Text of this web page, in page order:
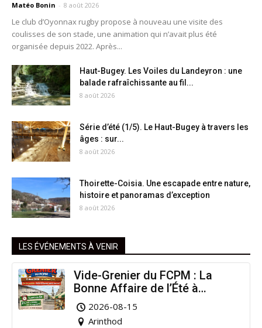
Matéo Bonin - 8 août 2026
Le club d’Oyonnax rugby propose à nouveau une visite des
coulisses de son stade, une animation qui n’avait plus été
organisée depuis 2022. Après...
Haut-Bugey. Les Voiles du Landeyron : une
balade rafraîchissante au fil...
8 août 2026
Série d’été (1/5). Le Haut-Bugey à travers les
âges : sur...
8 août 2026
Thoirette-Coisia. Une escapade entre nature,
histoire et panoramas d’exception
8 août 2026
LES ÉVÉNEMENTS À VENIR
Vide-Grenier du FCPM : La
Bonne Affaire de l’Été à
Arinthod !
2026-08-15
Arinthod